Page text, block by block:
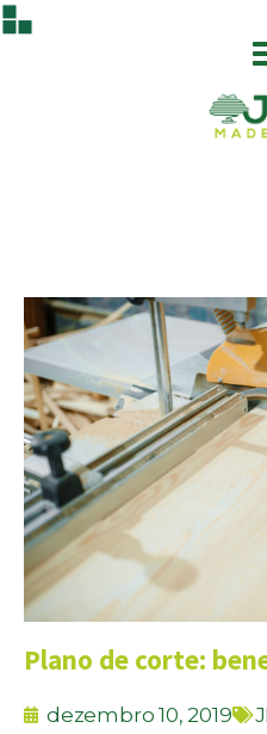
Plano de corte:
dezembro 10, 2019